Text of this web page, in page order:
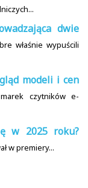
dwie
właśnie wypuścili
modeli i cen
czytników e-
w 2025 roku?
w premiery...